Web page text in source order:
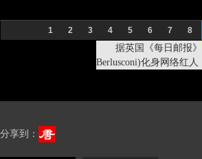
1 2 3 4 5 6 7 8
据英国《每日邮报
Berlusconi)化身网络红
分享到：